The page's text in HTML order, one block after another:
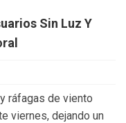
Sin Luz Y
ráfagas de viento
viernes, dejando un